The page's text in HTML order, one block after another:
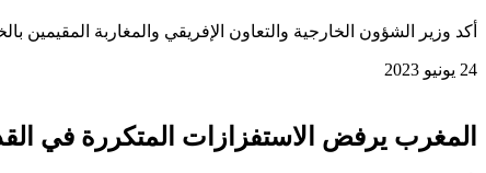
أكد وزير الشؤون الخارجية والتعاون الإفريقي والمغاربة المقيمين
24 يونيو 2023
المغرب يرفض الاستفزازات المتكررة في